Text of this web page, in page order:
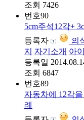
조회 7426
번호90
5cm주석12각+
등록자
의
지
자기소개 아
등록일
조회 6847
번호89
자동차에 12각
례